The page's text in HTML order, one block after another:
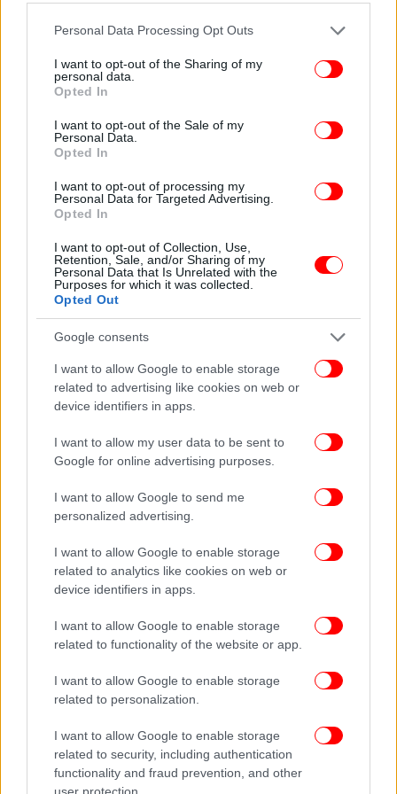
Please note that this website/app uses one or more Google
not limited to your visit or usage behaviour. You may click to
grant or deny consent to Google and its third-party tags to
use your data for below specified purposes in below Google
consent section.
Personal Data Processing Opt Outs
I want to opt-out of the Sharing of my
personal data.
Opted In
I want to opt-out of the Sale of my
Personal Data.
Opted In
I want to opt-out of processing my
Personal Data for Targeted Advertising.
Opted In
I want to opt-out of Collection, Use,
Retention, Sale, and/or Sharing of my
Personal Data that Is Unrelated with the
Purposes for which it was collected.
Opted Out
Google consents
I want to allow Google to enable storage
related to advertising like cookies on web or
device identifiers in apps.
I want to allow my user data to be sent to
Google for online advertising purposes.
I want to allow Google to send me
personalized advertising.
I want to allow Google to enable storage
related to analytics like cookies on web or
device identifiers in apps.
I want to allow Google to enable storage
related to functionality of the website or app.
I want to allow Google to enable storage
related to personalization.
I want to allow Google to enable storage
related to security, including authentication
functionality and fraud prevention, and other
user protection.